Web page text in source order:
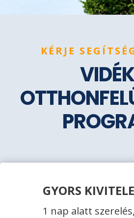
KÉRJE
GYORS
1 nap alatt